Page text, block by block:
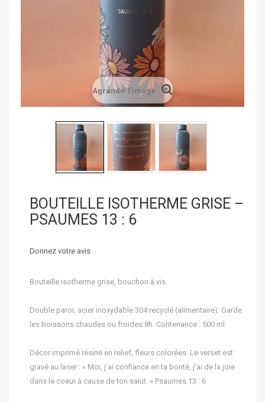
Agrandir l'image
BOUTEILLE ISOTHERME GRISE –
PSAUMES 13 : 6
Donnez votre avis
Bouteille isotherme grise, bouchon à vis.
Double paroi, acier inoxydable 304 recyclé (alimentaire). Garde
les boissons chaudes ou froides 8h. Contenance : 500 ml
Décor imprimé résiné en relief, fleurs colorées. Le verset est
gravé au laser : « Moi, j’ai confiance en ta bonté, j’ai de la joie
dans le coeur à cause de ton salut. » Psaumes 13 : 6